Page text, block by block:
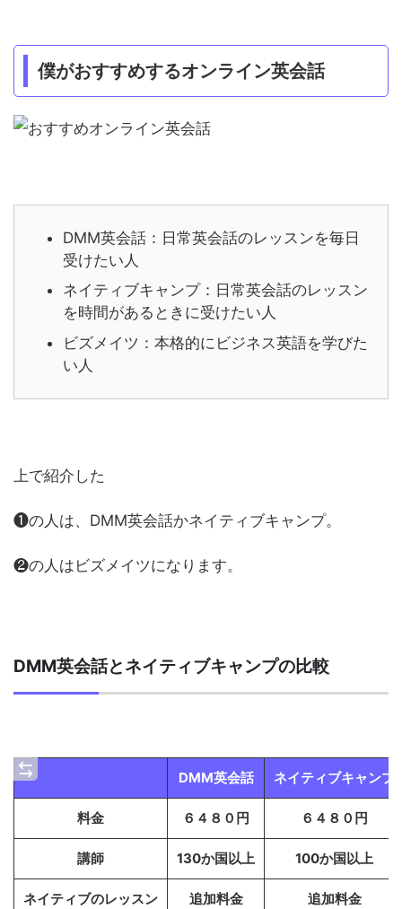
僕がおすすめするオンライン英会話
DMM英会話：日常英会話のレッスンを毎日
受けたい人
ネイティブキャンプ：日常英会話のレッスン
を時間があるときに受けたい人
ビズメイツ：本格的にビジネス英語を学びた
い人
上で紹介した
❶の人は、DMM英会話かネイティブキャンプ。
❷の人はビズメイツになります。
DMM英会話とネイティブキャンプの比較
DMM英会話 ネイティブキャンプ
料金 ６４８０円 ６４８０円
講師 130か国以上 100か国以上
ネイティブのレッスン 追加料金 追加料金